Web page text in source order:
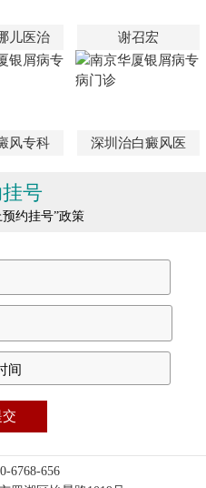
儿医治 谢召宏
风专科 深圳治白癜风医
号
约挂号”政策
6768-656